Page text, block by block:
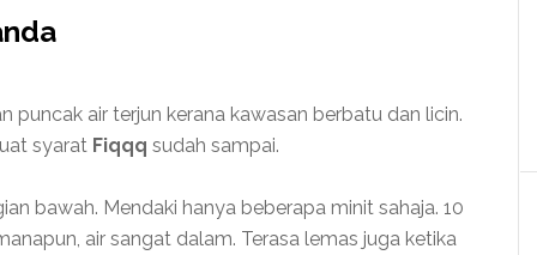
puncak air terjun kerana kawasan berbatu dan licin.
syarat Fiqqq sudah sampai.
bawah. Mendaki hanya beberapa minit sahaja. 10
air sangat dalam. Terasa lemas juga ketika